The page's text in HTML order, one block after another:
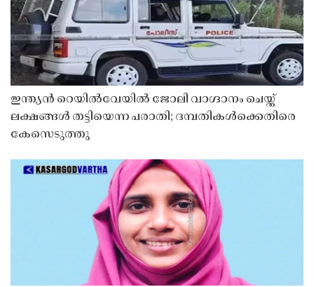
ഇന്ത്യൻ റെയിൽവേയിൽ ജോലി വാഗ്ദാനം ചെയ്ത്
ലക്ഷങ്ങൾ തട്ടിയെന്ന പരാതി; ദമ്പതികൾക്കെതിരെ
കേസെടുത്തു